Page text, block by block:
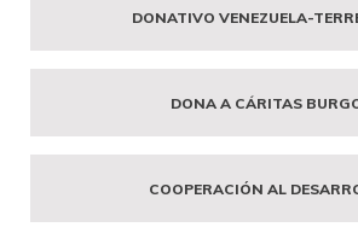
DONATIVO VENEZUELA-
DONA A CÁRITAS
COOPERACIÓN AL